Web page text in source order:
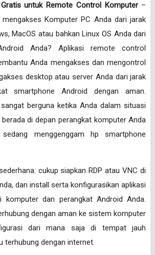
untuk Remote Control Komputer–
Komputer PC Anda dari jarak
MacOS atau bahkan Linux OS Anda dari
Anda? Aplikasi remote control
Anda mengakses dan mengontrol
desktop atau server Anda dari jarak
smartphone Android dengan aman.
berguna ketika Anda dalam situasi
di depan perangkat komputer Anda
menggenggam hp smartphone
cukup siapkan RDP atau VNC di
dan install serta konfigurasikan aplikasi
komputer dan perangkat Android Anda.
dengan aman ke sistem komputer
dari mana saja di tempat jauh
terhubung dengan internet.